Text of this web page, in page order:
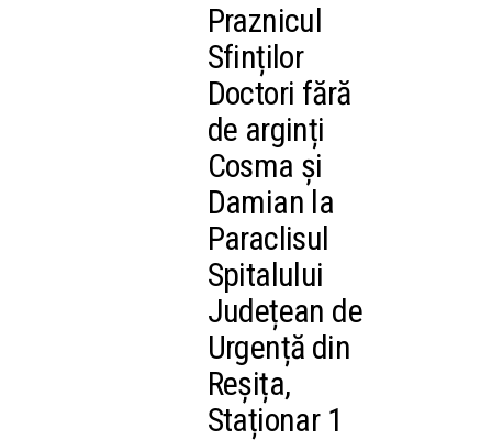
Praznicul
Sfinților
Doctori fără
de arginți
Cosma și
Damian la
Paraclisul
Spitalului
Județean de
Urgență din
Reșița,
Staționar 1